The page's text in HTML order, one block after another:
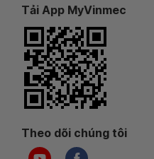
Tải App MyVinmec
Theo dõi chúng tôi